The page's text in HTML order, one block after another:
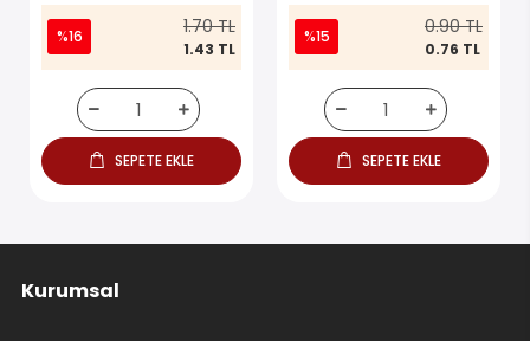
%16 1.70 TL
1.43 TL
SEPETE EKLE
%15 0.90 TL
0.76 TL
SEPETE EKLE
Kurumsal